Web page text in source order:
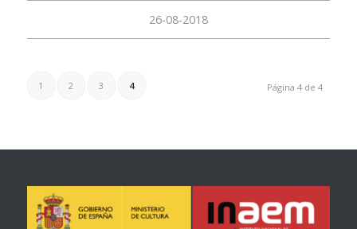
26-08-2018
Página 4 de 4
1 2 3 4